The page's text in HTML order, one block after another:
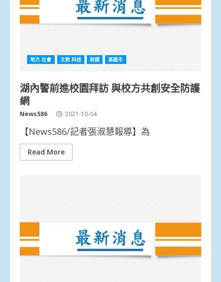
地方.社會 文教.科技 財經 高雄市
湖內警前進校園拜訪 與校方共創安全防護
網
News586 2021-10-04
【News586/記者張淑慧報導】為
Read More